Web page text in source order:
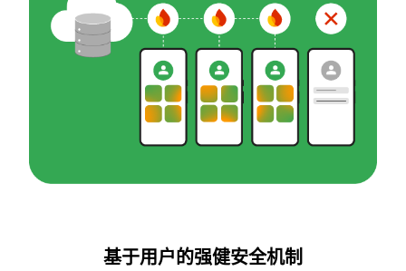
基于用户的强健安全机制